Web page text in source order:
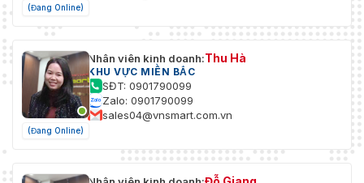
(Đang Online)
(Đang Online)
Nhân viên kinh doanh:Thu Hà
KHU VỰC MIỀN BẮC
SĐT: 0901790099
Zalo: 0901790099
sales04@vnsmart.com.vn